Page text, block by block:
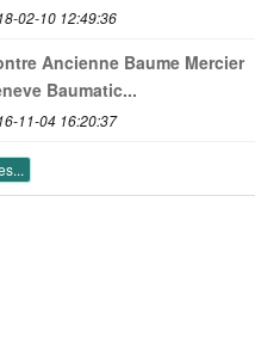
02-10 12:49:36
Ancienne Baume Mercier
Baumatic...
11-04 16:20:37